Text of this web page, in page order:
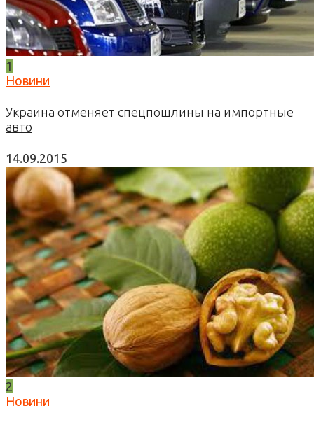
1
Новини
Украина отменяет спецпошлины на импортные
авто
14.09.2015
2
Новини